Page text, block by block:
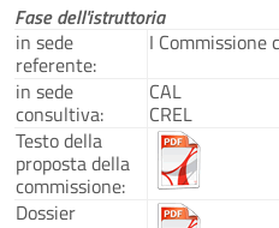
Fase dell'istruttoria
in sede
referente:
I Commissione
in sede
consultiva:
CAL
CREL
Testo della
proposta della
commissione:
Dossier